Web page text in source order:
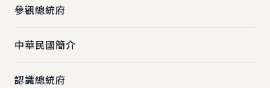
參觀總統府
中華民國簡介
認識總統府